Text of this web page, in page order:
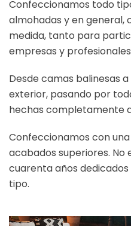
Confeccionamos todo
almohadas y en general,
medida, tanto para
empresas y
Desde camas balinesas
exterior, pasando por
hechas completamente
Confeccionamos con
acabados superiores. No
cuarenta años
tipo.